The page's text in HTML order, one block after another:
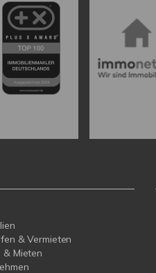
& Vermieten
& Mieten